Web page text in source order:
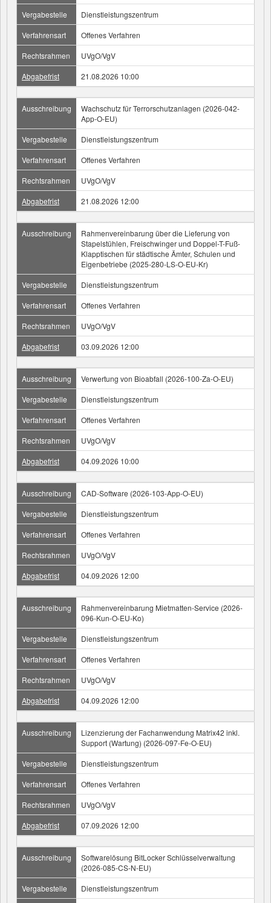
Vergabestelle
Dienstleistungszentrum
Verfahrensart
Offenes Verfahren
Rechtsrahmen
UVgO/VgV
Abgabefrist
21.08.2026 10:00
Ausschreibung
Wachschutz für Terrorschutzanlagen (2026-042-
App-O-EU)
Vergabestelle
Dienstleistungszentrum
Verfahrensart
Offenes Verfahren
Rechtsrahmen
UVgO/VgV
Abgabefrist
21.08.2026 12:00
Ausschreibung
Rahmenvereinbarung über die Lieferung von
Stapelstühlen, Freischwinger und Doppel-T-Fuß-
Klapptischen für städtische Ämter, Schulen und
Eigenbetriebe (2025-280-LS-O-EU-Kr)
Vergabestelle
Dienstleistungszentrum
Verfahrensart
Offenes Verfahren
Rechtsrahmen
UVgO/VgV
Abgabefrist
03.09.2026 12:00
Ausschreibung
Verwertung von Bioabfall (2026-100-Za-O-EU)
Vergabestelle
Dienstleistungszentrum
Verfahrensart
Offenes Verfahren
Rechtsrahmen
UVgO/VgV
Abgabefrist
04.09.2026 10:00
Ausschreibung
CAD-Software (2026-103-App-O-EU)
Vergabestelle
Dienstleistungszentrum
Verfahrensart
Offenes Verfahren
Rechtsrahmen
UVgO/VgV
Abgabefrist
04.09.2026 12:00
Ausschreibung
Rahmenvereinbarung Mietmatten-Service (2026-
096-Kun-O-EU-Ko)
Vergabestelle
Dienstleistungszentrum
Verfahrensart
Offenes Verfahren
Rechtsrahmen
UVgO/VgV
Abgabefrist
04.09.2026 12:00
Ausschreibung
Lizenzierung der Fachanwendung Matrix42 inkl.
Support (Wartung) (2026-097-Fe-O-EU)
Vergabestelle
Dienstleistungszentrum
Verfahrensart
Offenes Verfahren
Rechtsrahmen
UVgO/VgV
Abgabefrist
07.09.2026 12:00
Ausschreibung
Softwarelösung BitLocker Schlüsselverwaltung
(2026-085-CS-N-EU)
Vergabestelle
Dienstleistungszentrum